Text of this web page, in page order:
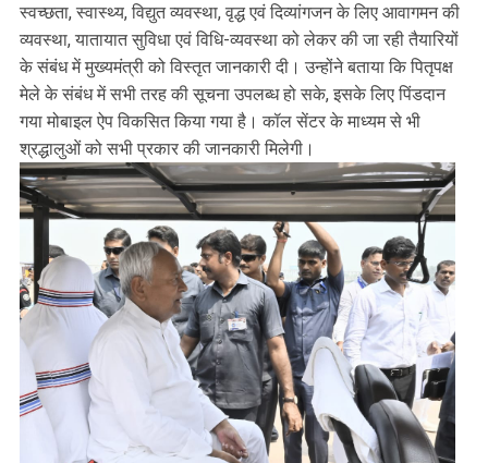
स्वच्छता, स्वास्थ्य, विद्युत व्यवस्था, वृद्ध एवं दिव्यांगजन के लिए आवागमन की
व्यवस्था, यातायात सुविधा एवं विधि-व्यवस्था को लेकर की जा रही तैयारियों
के संबंध में मुख्यमंत्री को विस्तृत जानकारी दी। उन्होंने बताया कि पितृपक्ष
मेले के संबंध में सभी तरह की सूचना उपलब्ध हो सके, इसके लिए पिंडदान
गया मोबाइल ऐप विकसित किया गया है। कॉल सेंटर के माध्यम से भी
श्रद्धालुओं को सभी प्रकार की जानकारी मिलेगी।